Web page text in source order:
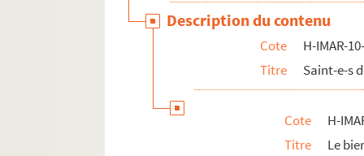
Saint Jérôme
H-IMAR-10-38-87. Girolamo
H-IMAR-10-38-88. Girolamo
Saint Jean Népomucène
Saint Jean Berchmans
H-IMAR-10-49-135. Saint Jean et saint
Description du contenu
Cote
H-IMAR-
Titre
Saint-e-s
Cote
H-
Titre
Le